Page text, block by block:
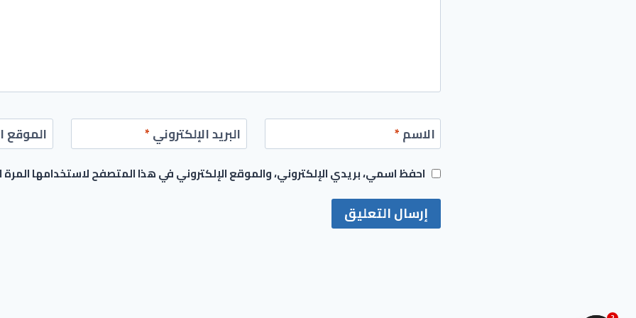
الاسم* البريد الإلكتروني* الموقع
احفظ اسمي، بريدي الإلكتروني، والموقع الإلكتروني في هذا المتصفح لاستخدامها